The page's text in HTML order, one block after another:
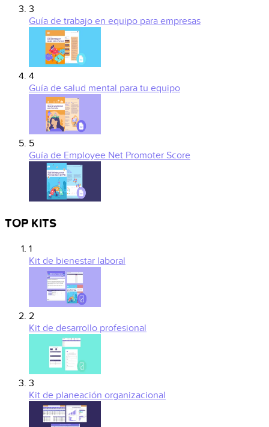
3
Guía de trabajo en equipo para empresas
4
Guía de salud mental para tu equipo
5
Guía de Employee Net Promoter Score
TOP KITS
1
Kit de bienestar laboral
2
Kit de desarrollo profesional
3
Kit de planeación organizacional